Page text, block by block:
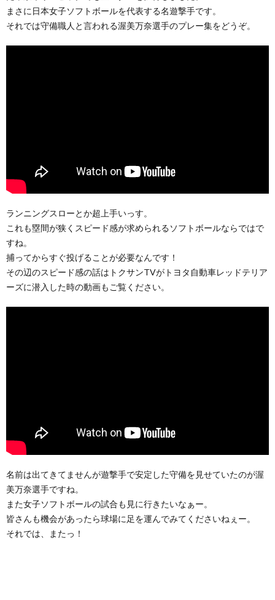
まさに日本女子ソフトボールを代表する名遊撃手です。
それでは守備職人と言われる渥美万奈選手のプレー集をどうぞ。
ランニングスローとか超上手いっす。
これも塁間が狭くスピード感が求められるソフトボールならではで
すね。
捕ってからすぐ投げることが必要なんです！
その辺のスピード感の話はトクサンTVがトヨタ自動車レッドテリア
ーズに潜入した時の動画もご覧ください。
名前は出てきてませんが遊撃手で安定した守備を見せていたのが渥
美万奈選手ですね。
また女子ソフトボールの試合も見に行きたいなぁー。
皆さんも機会があったら球場に足を運んでみてくださいねぇー。
それでは、またっ！